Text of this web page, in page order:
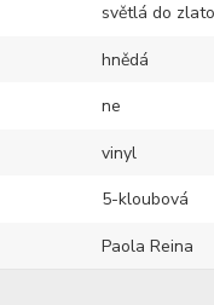
světlá do
hnědá
ne
vinyl
5-kloubová
Paola Reina